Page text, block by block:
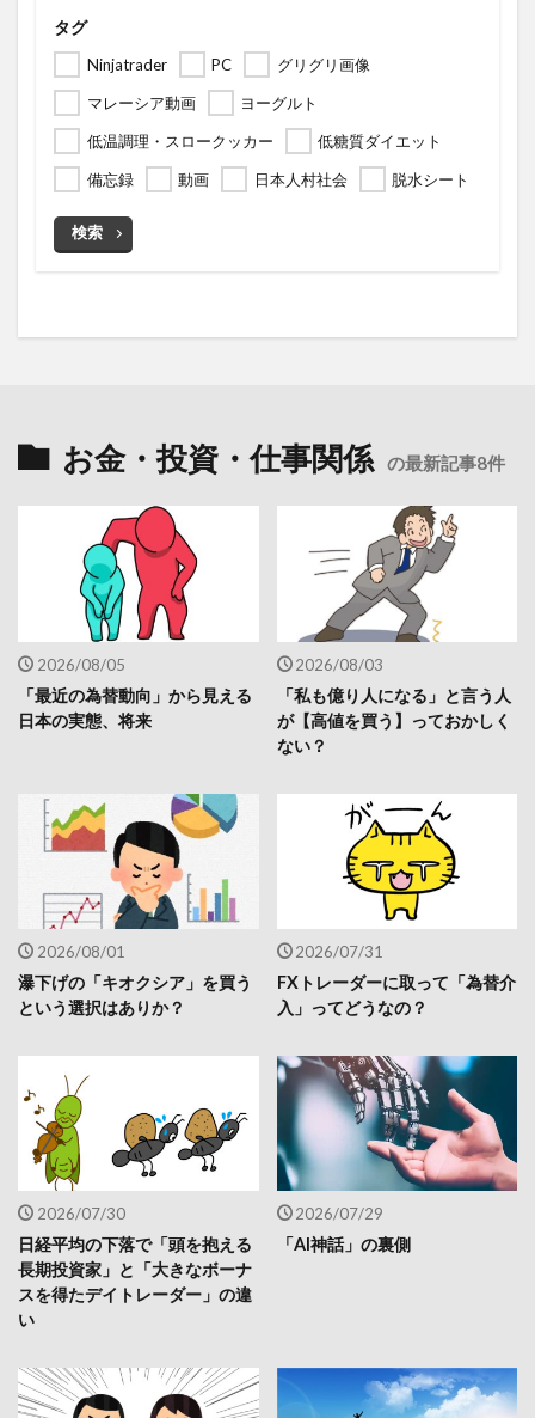
タグ
Ninjatrader PC
グリグリ画像
マレーシア動画
ヨーグルト
低温調理・スロークッカー
低糖質ダイエット
備忘録
動画 日本人村社会 脱水シート
検索
お金・投資・仕事関係 の最新記事8件
2026/08/05
「最近の為替動向」から見える
日本の実態、将来
2026/08/03
「私も億り人になる」と言う人
が【高値を買う】っておかしく
ない？
2026/08/01
瀑下げの「キオクシア」を買う
という選択はありか？
2026/07/31
FXトレーダーに取って「為替介
入」ってどうなの？
2026/07/30
日経平均の下落で「頭を抱える
長期投資家」と「大きなボーナ
スを得たデイトレーダー」の違
い
2026/07/29
「AI神話」の裏側